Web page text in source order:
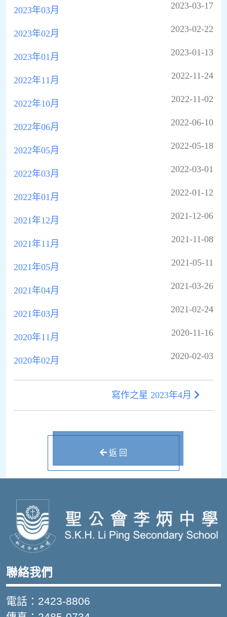
2023年03月 2023-03-17
2023年02月 2023-02-22
2023年01月 2023-01-13
2022年11月 2022-11-24
2022年10月 2022-11-02
2022年06月 2022-06-10
2022年05月 2022-05-18
2022年03月 2022-03-01
2022年01月 2022-01-12
2021年12月 2021-12-06
2021年11月 2021-11-08
2021年05月 2021-05-11
2021年04月 2021-03-26
2021年03月 2021-02-24
2020年11月 2020-11-16
2020年02月 2020-02-03
寫作之星 2023年4月
返 回
聯絡我們
電話：2423-8806